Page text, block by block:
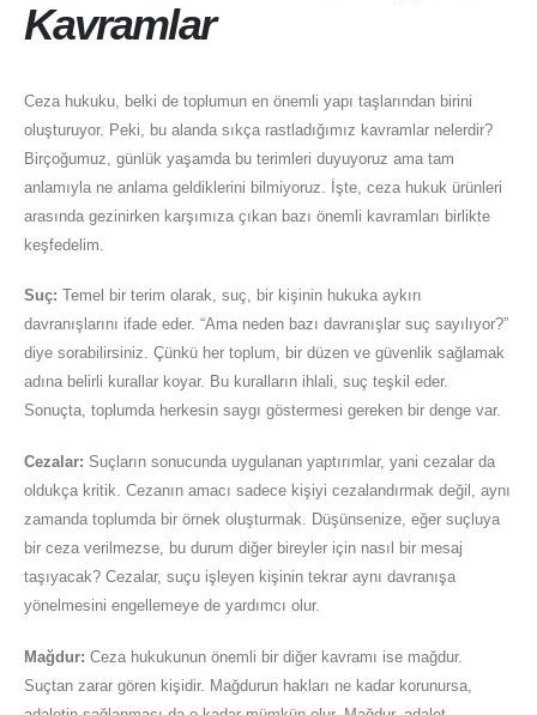
Kavramlar
Ceza hukuku, belki de toplumun en önemli yapı taşlarından birini
oluşturuyor. Peki, bu alanda sıkça rastladığımız kavramlar nelerdir?
Birçoğumuz, günlük yaşamda bu terimleri duyuyoruz ama tam
anlamıyla ne anlama geldiklerini bilmiyoruz. İşte, ceza hukuk ürünleri
arasında gezinirken karşımıza çıkan bazı önemli kavramları birlikte
keşfedelim.
Suç: Temel bir terim olarak, suç, bir kişinin hukuka aykırı
davranışlarını ifade eder. “Ama neden bazı davranışlar suç sayılıyor?”
diye sorabilirsiniz. Çünkü her toplum, bir düzen ve güvenlik sağlamak
adına belirli kurallar koyar. Bu kuralların ihlali, suç teşkil eder.
Sonuçta, toplumda herkesin saygı göstermesi gereken bir denge var.
Cezalar: Suçların sonucunda uygulanan yaptırımlar, yani cezalar da
oldukça kritik. Cezanın amacı sadece kişiyi cezalandırmak değil, aynı
zamanda toplumda bir örnek oluşturmak. Düşünsenize, eğer suçluya
bir ceza verilmezse, bu durum diğer bireyler için nasıl bir mesaj
taşıyacak? Cezalar, suçu işleyen kişinin tekrar aynı davranışa
yönelmesini engellemeye de yardımcı olur.
Mağdur: Ceza hukukunun önemli bir diğer kavramı ise mağdur.
Suçtan zarar gören kişidir. Mağdurun hakları ne kadar korunursa,